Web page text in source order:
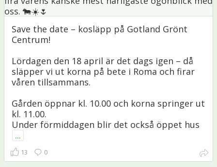
Save the date – kosläpp på Gotland Grönt
Centrum!
Lördagen den 18 april är det dags igen – då
släpper vi ut korna på bete i Roma och firar
våren tillsammans.
Gården öppnar kl. 10.00 och korna springer ut
kl. 11.00.
Under förmiddagen blir det också öppet hus
...
13 0